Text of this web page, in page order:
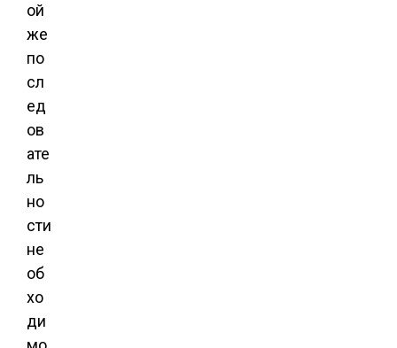
ой
же
по
сл
ед
ов
ате
ль
но
сти
не
об
хо
ди